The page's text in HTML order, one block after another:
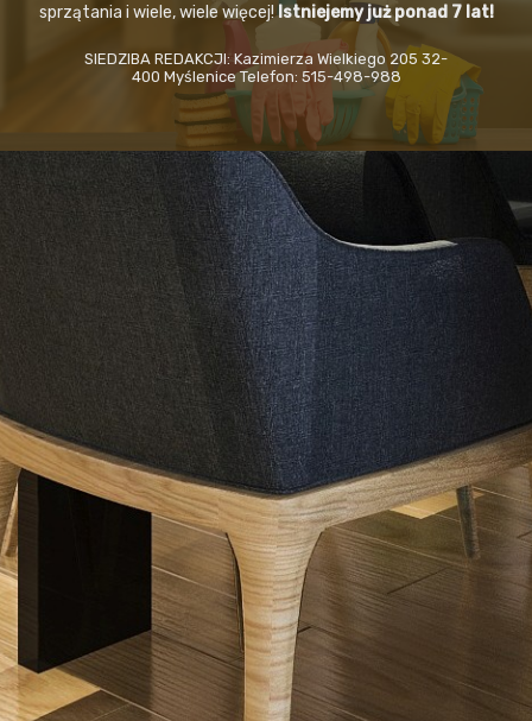
sprzątania i wiele, wiele więcej!Istniejemy już ponad 7 lat!
SIEDZIBA REDAKCJI: Kazimierza Wielkiego 205 32-
400 Myślenice Telefon: 515-498-988